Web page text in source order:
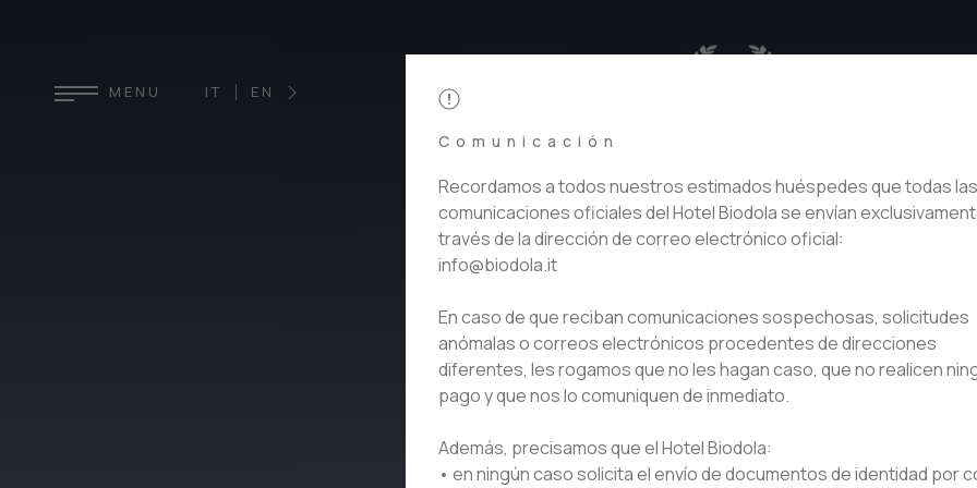
MENU IT EN
Comunicación
Recordamos a todos nuestros estimados huéspedes que todas las
comunicaciones oficiales del Hotel Biodola se envían
través de la dirección de correo electrónico oficial:
info@biodola.it
En caso de que reciban comunicaciones sospechosas, solicitudes
anómalas o correos electrónicos procedentes de direcciones
diferentes, les rogamos que no les hagan caso, que no realicen
pago y que nos lo comuniquen de inmediato.
Además, precisamos que el Hotel Biodola:
• en ningún caso solicita el envío de documentos de identidad por